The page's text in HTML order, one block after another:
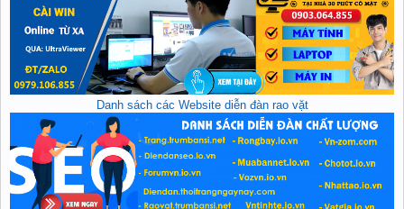
Danh sách các Website diễn đàn rao vặt